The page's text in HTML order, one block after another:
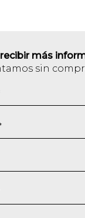
más
sin